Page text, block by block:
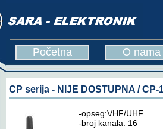
Početna O nama
CP serija - NIJE DOSTUPNA / CP-
-opseg:VHF/UHF
-broj kanala: 16